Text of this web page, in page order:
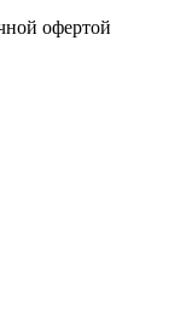
офертой